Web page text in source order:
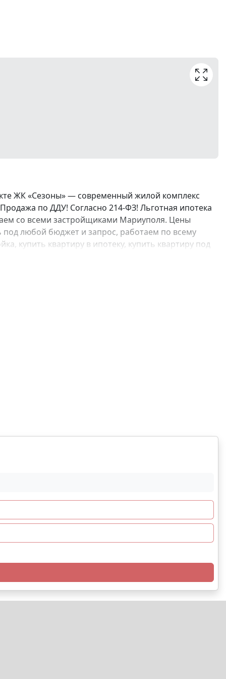
ЖК «Сезоны» — современный жилой комплекс
по ДДУ! Согласно 214-ФЗ! Льготная ипотека
со всеми застройщиками Мариуполя. Цены
любой бюджет и запрос, работаем по всему
купить квартиру в ипотеку, купить квартиру под